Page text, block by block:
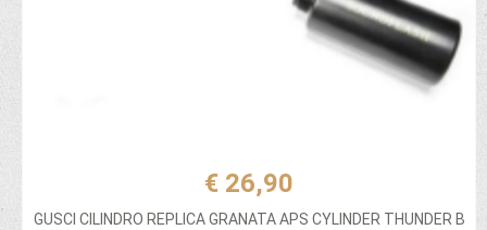
€ 26,90
GUSCI CILINDRO REPLICA GRANATA APS CYLINDER THUNDER B